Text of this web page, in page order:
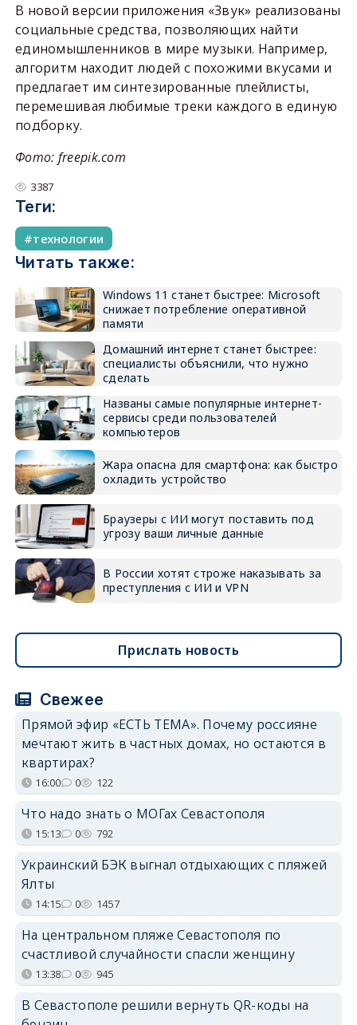
В новой версии приложения «Звук» реализованы
социальные средства, позволяющих найти
единомышленников в мире музыки. Например,
алгоритм находит людей с похожими вкусами и
предлагает им синтезированные плейлисты,
перемешивая любимые треки каждого в единую
подборку.
Фото: freepik.com
3387
Теги:
технологии
Читать также:
Windows 11 станет быстрее: Microsoft
снижает потребление оперативной
памяти
Домашний интернет станет быстрее:
специалисты объяснили, что нужно
сделать
Названы самые популярные интернет-
сервисы среди пользователей
компьютеров
Жара опасна для смартфона: как быстро
охладить устройство
Браузеры с ИИ могут поставить под
угрозу ваши личные данные
В России хотят строже наказывать за
преступления с ИИ и VPN
Прислать новость
Свежее
Прямой эфир «ЕСТЬ ТЕМА». Почему россияне
мечтают жить в частных домах, но остаются в
квартирах?
16:00 0 122
Что надо знать о МОГах Севастополя
15:13 0 792
Украинский БЭК выгнал отдыхающих с пляжей
Ялты
14:15 0 1457
На центральном пляже Севастополя по
счастливой случайности спасли женщину
13:38 0 945
В Севастополе решили вернуть QR-коды на